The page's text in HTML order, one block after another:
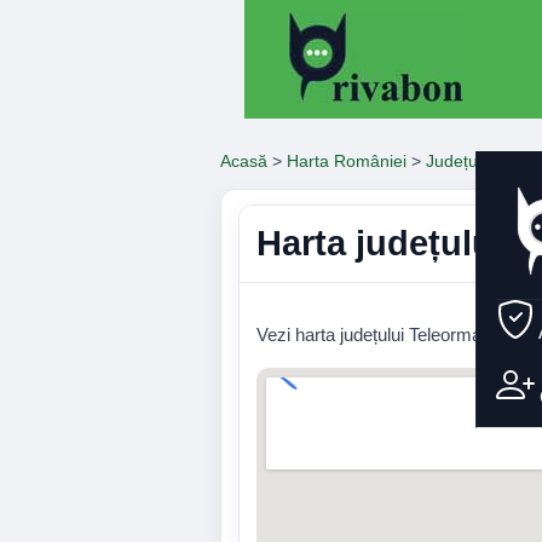
Acasă > Harta României > Județul
Harta județului
Vezi harta județului Teleorman cu